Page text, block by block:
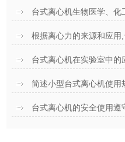
台式离心机生物医学、化
根据离心力的来源和应用
台式离心机在实验室中的
简述小型台式离心机使用
台式离心机的安全使用遵